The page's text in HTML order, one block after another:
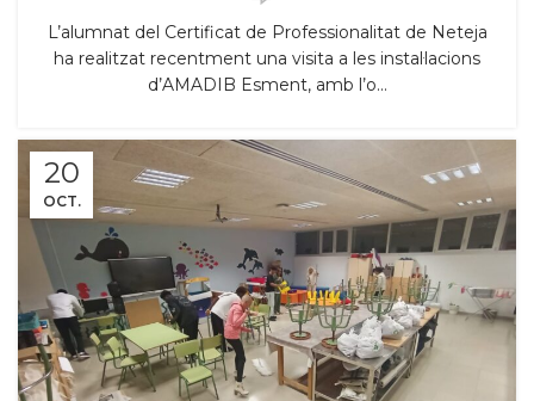
L’alumnat del Certificat de Professionalitat de Neteja
ha realitzat recentment una visita a les instal·lacions
d’AMADIB Esment, amb l’o...
20
OCT.